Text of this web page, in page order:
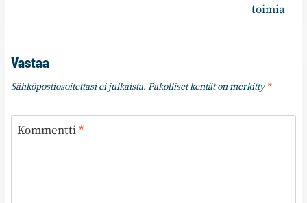
toimia
Vastaa
Sähköpostiosoitettasi ei julkaista. Pakolliset kentät on merkitty*
Kommentti*